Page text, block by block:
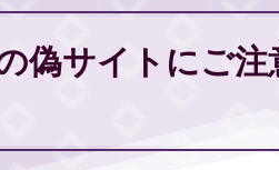
偽サイトにご注